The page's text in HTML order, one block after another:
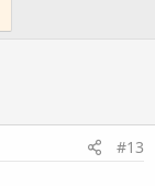
#13